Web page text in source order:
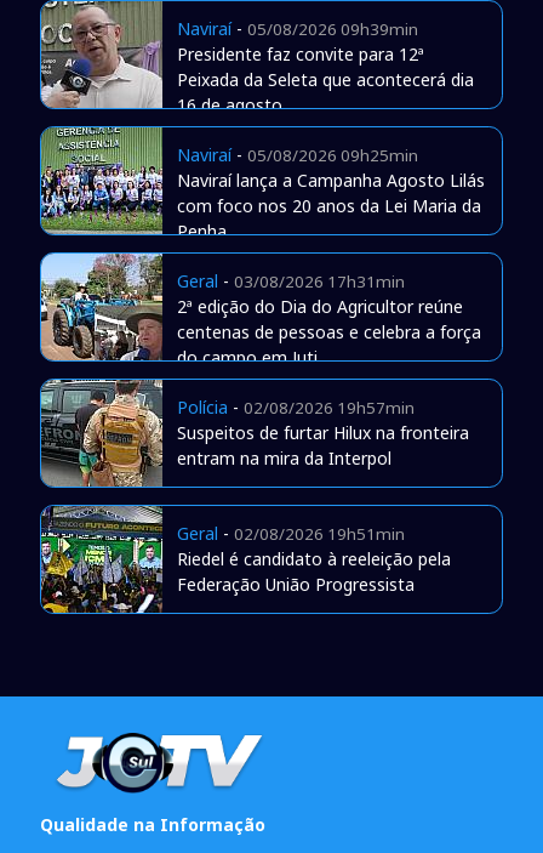
Naviraí- 05/08/2026 09h39min
Presidente faz convite para 12ª
Peixada da Seleta que acontecerá dia
16 de agosto
Naviraí- 05/08/2026 09h25min
Naviraí lança a Campanha Agosto Lilás
com foco nos 20 anos da Lei Maria da
Penha
Geral - 03/08/2026 17h31min
2ª edição do Dia do Agricultor reúne
centenas de pessoas e celebra a força
do campo em Juti
Polícia - 02/08/2026 19h57min
Suspeitos de furtar Hilux na fronteira
entram na mira da Interpol
Geral - 02/08/2026 19h51min
Riedel é candidato à reeleição pela
Federação União Progressista
Qualidade na Informação